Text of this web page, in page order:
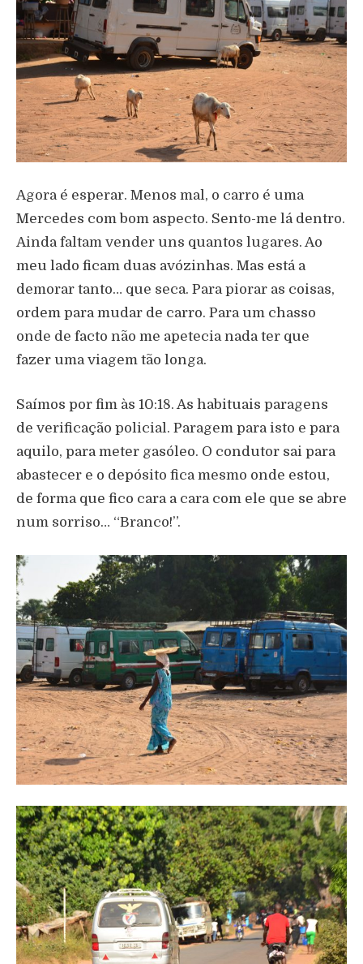
Agora é esperar. Menos mal, o carro é uma
Mercedes com bom aspecto. Sento-me lá dentro.
Ainda faltam vender uns quantos lugares. Ao
meu lado ficam duas avózinhas. Mas está a
demorar tanto… que seca. Para piorar as coisas,
ordem para mudar de carro. Para um chasso
onde de facto não me apetecia nada ter que
fazer uma viagem tão longa.
Saímos por fim às 10:18. As habituais paragens
de verificação policial. Paragem para isto e para
aquilo, para meter gasóleo. O condutor sai para
abastecer e o depósito fica mesmo onde estou,
de forma que fico cara a cara com ele que se abre
num sorriso… “Branco!”.